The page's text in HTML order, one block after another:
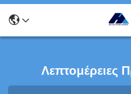
Λεπτομέρειες